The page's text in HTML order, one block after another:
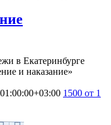
в Екатеринбурге
и наказание»
1500 от 1